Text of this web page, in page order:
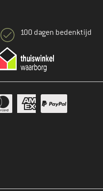
100 dagen bedenktijd